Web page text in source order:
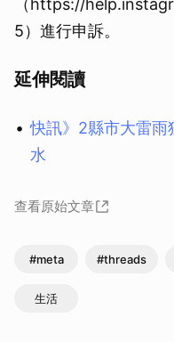
（https://
5）進行申訴。
延伸閱讀
快訊》2縣市大雷雨
水
查看原始文章
#meta #threads
生活